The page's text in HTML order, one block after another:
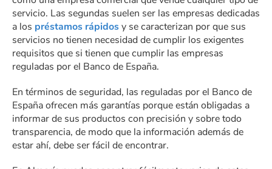
servicio. Las segundas suelen ser las empresas dedicadas
a los préstamos rápidosy se caracterizan por que sus
servicios no tienen necesidad de cumplir los exigentes
requisitos que si tienen que cumplir las empresas
reguladas por el Banco de España.
En términos de seguridad, las reguladas por el Banco de
España ofrecen más garantías porque están obligadas a
informar de sus productos con precisión y sobre todo
transparencia, de modo que la información además de
estar ahí, debe ser fácil de encontrar.